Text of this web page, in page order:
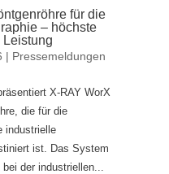
für die
– höchste
Leistung
| Pressemeldungen
X-RAY WorX
die für die
industrielle
ist. Das System
der industriellen...